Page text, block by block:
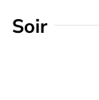
Soir